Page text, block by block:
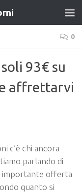
0
93€ su
affrettarvi
c’è chi ancora
parlando di
importante offerta
quanto si